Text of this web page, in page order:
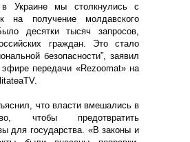
Украине мы столкнулись с
на получение молдавского
десятки тысяч запросов,
граждан. Это стало
безопасности”, заявил
передачи «Rezoomat» на
что власти вмешались в
чтобы предотвратить
для государства. «В законы и